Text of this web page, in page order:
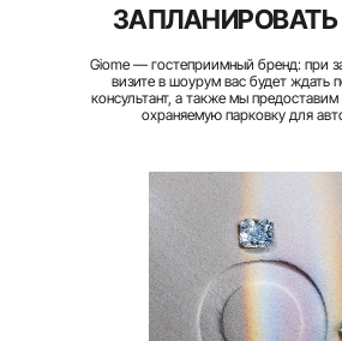
ЗАПЛАНИРОВАТЬ
Giome — гостеприимный бренд: при
визите в шоурум вас будет ждать
консультант, а также мы
охраняемую парковку для